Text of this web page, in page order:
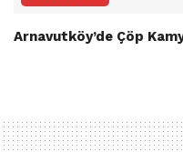
Arnavutköy’de Çöp